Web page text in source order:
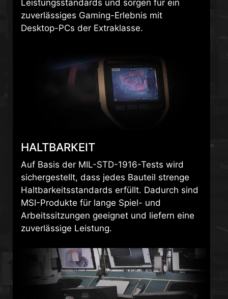
Desktop-PCs der Extraklasse.
Auf Basis der MIL-STD-1916-Tests wird
sichergestellt, dass jedes Bauteil strenge
Haltbarkeitsstandards erfüllt. Dadurch sind
MSI-Produkte für lange Spiel- und
Arbeitssitzungen geeignet und liefern eine
zuverlässige Leistung.